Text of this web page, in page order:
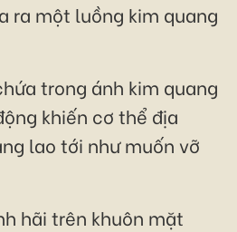
ra một luồng kim quang
trong ánh kim quang
khiến cơ thể địa
lao tới như muốn vỡ
hãi trên khuôn mặt